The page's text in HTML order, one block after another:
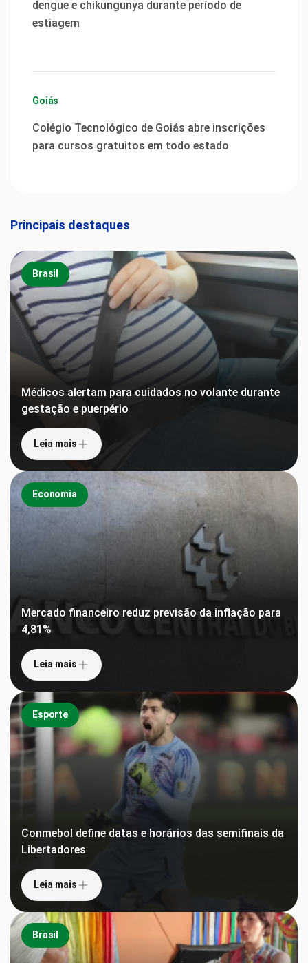
dengue e chikungunya durante período de
estiagem
Goiás
Colégio Tecnológico de Goiás abre inscrições
para cursos gratuitos em todo estado
Principais destaques
Brasil
Médicos alertam para cuidados no volante durante
gestação e puerpério
Leia mais
Economia
Mercado financeiro reduz previsão da inflação para
4,81%
Leia mais
Esporte
Conmebol define datas e horários das semifinais da
Libertadores
Leia mais
Brasil